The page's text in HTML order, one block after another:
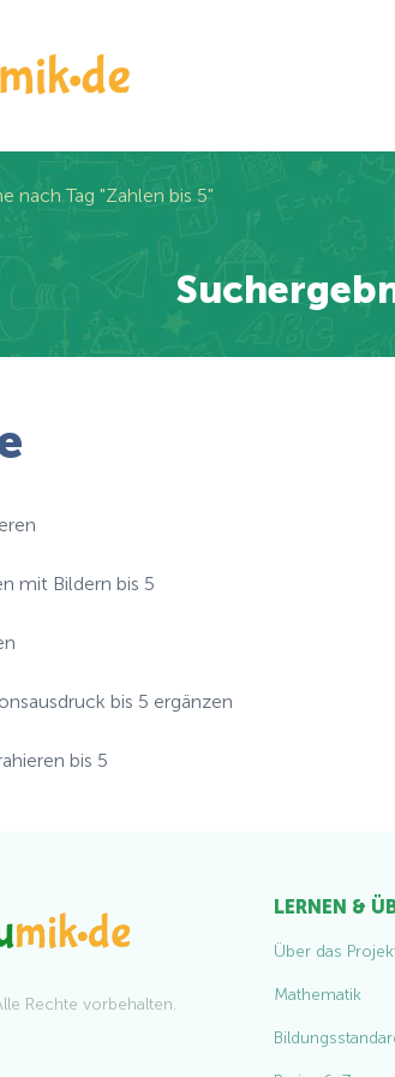
nach Tag "Zahlen bis 5"
mit Bildern bis 5
bis 5 ergänzen
bis 5
Rechte vorbehalten.
LERNEN &
Über das
Mathematik